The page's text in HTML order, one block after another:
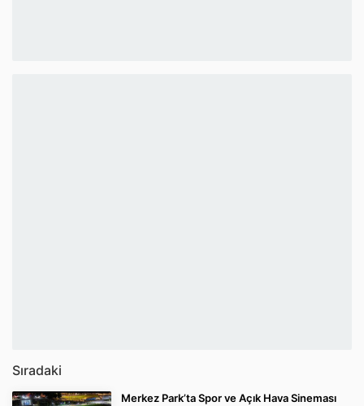
Sıradaki
Merkez Park’ta Spor ve Açık Hava Sineması